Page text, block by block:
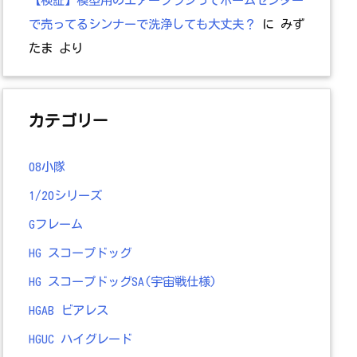
で売ってるシンナーで洗浄しても大丈夫？
に みず
たま より
カテゴリー
08小隊
1/20シリーズ
Gフレーム
HG スコープドッグ
HG スコープドッグSA(宇宙戦仕様)
HGAB ビアレス
HGUC ハイグレード